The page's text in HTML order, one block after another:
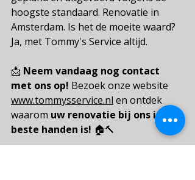
hoogste standaard. Renovatie in
Amsterdam. Is het de moeite waard?
Ja, met Tommy's Service altijd.
📩 Neem vandaag nog contact
met ons op! Bezoek onze website
www.tommysservice.nl en ontdek
waarom uw renovatie bij ons in de
beste handen is! 🏠🔨